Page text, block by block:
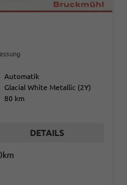
Automatik
Glacial White Metallic (2Y)
80 km
DETAILS